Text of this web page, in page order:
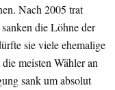
Nach 2005 trat
die Löhne der
sie viele ehemalige
meisten Wähler an
sank um absolut